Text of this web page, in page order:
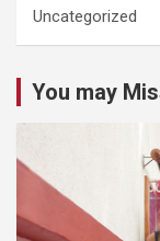
Uncategorized
You may